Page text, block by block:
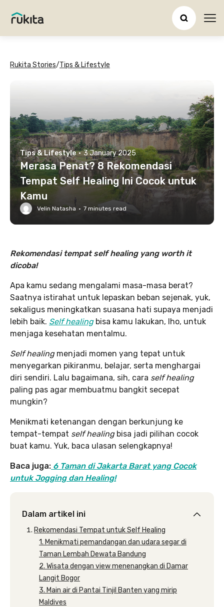
Rukita Stories/Tips & Lifestyle
Tips & Lifestyle · 3 January 2025
Merasa Penat? 8 Rekomendasi
Tempat Self Healing Ini Cocok untuk
Kamu
Velin Natasha · 7 minutes read
Rekomendasi tempat self healing yang worth it
dicoba!
Apa kamu sedang mengalami masa-masa berat?
Saatnya istirahat untuk lepaskan beban sejenak, yuk,
sekaligus meningkatkan suasana hati supaya menjadi
lebih baik. Self healing bisa kamu lakukan, lho, untuk
menjaga kesehatan mentalmu.
Self healing menjadi momen yang tepat untuk
menyegarkan pikiranmu, belajar, serta menghargai
diri sendiri. Lalu bagaimana, sih, cara self healing
paling pas agar membuatmu bangkit secepat
mungkin?
Menikmati ketenangan dengan berkunjung ke
tempat-tempat self healing bisa jadi pilihan cocok
buat kamu. Yuk, baca ulasan selengkapnya!
Baca juga: 6 Taman di Jakarta Barat yang Cocok
untuk Jogging dan Healing!
Dalam artikel ini
Rekomendasi Tempat untuk Self Healing
1. Menikmati pemandangan dan udara segar di
Taman Lembah Dewata Bandung
2. Wisata dengan view menenangkan di Damar
Langit Bogor
3. Main air di Pantai Tinjil Banten yang mirip
Maldives